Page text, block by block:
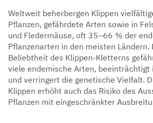
Weltweit beherbergen Klippen
Pflanzen, gefährdete Arten sowie in
und Fledermäuse, oft 35–66 % der
Pflanzenarten in den meisten Ländern.
Beliebtheit des Klippen-Kletterns
viele endemische Arten, beeinträchtigt
und verringert die genetische Vielfalt.
Klippen erhöht auch das Risiko des
Pflanzen mit eingeschränkter